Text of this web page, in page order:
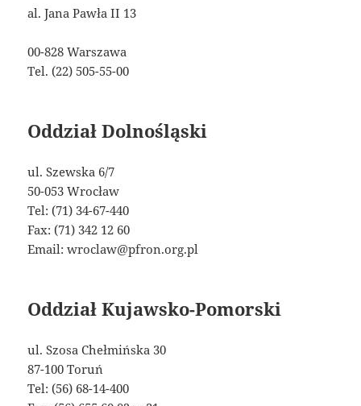
al. Jana Pawła II 13
00-828 Warszawa
Tel. (22) 505-55-00
Oddział Dolnośląski
ul. Szewska 6/7
50-053 Wrocław
Tel: (71) 34-67-440
Fax: (71) 342 12 60
Email: wroclaw@pfron.org.pl
Oddział Kujawsko-Pomorski
ul. Szosa Chełmińska 30
87-100 Toruń
Tel: (56) 68-14-400